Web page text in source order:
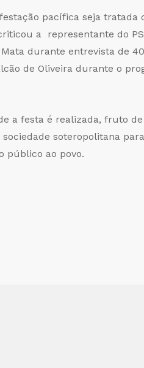
pacífica seja
a representante do
durante entrevista de
de Oliveira durante o
a festa é realizada, fruto
soteropolitana
público ao povo.